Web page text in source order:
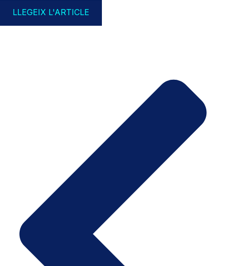
LLEGEIX L'ARTICLE